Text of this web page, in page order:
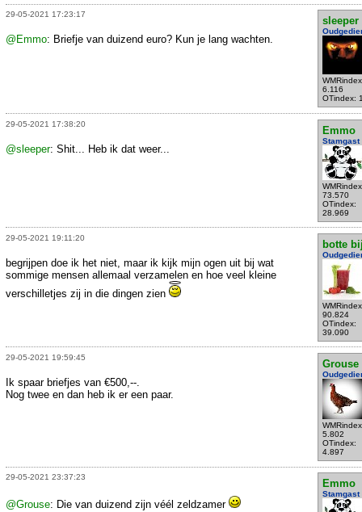
29-05-2021 17:23:17
sleeper
6.116
OTindex:
@Emmo: Briefje van duizend euro? Kun je lang wachten.
29-05-2021 17:38:20
Emmo
Stamgast
73.570
OTindex:
28.969
@sleeper: Shit... Heb ik dat weer...
29-05-2021 19:11:20
botte
90.824
OTindex:
39.090
begrijpen doe ik het niet, maar ik kijk mijn ogen uit bij wat
sommige mensen allemaal verzamelen en hoe veel kleine
verschilletjes zij in die dingen zien
29-05-2021 19:59:45
Grouse
5.802
OTindex:
4.897
Ik spaar briefjes van €500,--.
Nog twee en dan heb ik er een paar.
29-05-2021 23:37:23
Emmo
Stamgast
@Grouse: Die van duizend zijn véél zeldzamer